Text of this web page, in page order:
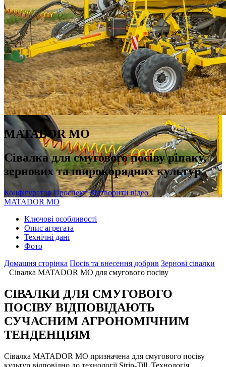
MATADOR MO
Сівалка для смугового посіву ріпаку,
зернових та широкорядних культур.
Конфігуратор Проспект Відтворити відео
MATADOR MO
Ключові особливості
Oпис агрегата
Технічні дані
Фото
Домашня сторінка Посів та внесення добрив Зернові сівалки
Сівалка MATADOR MO для смугового посіву
СІВАЛКИ ДЛЯ СМУГОВОГО
ПОСІВУ ВІДПОВІДАЮТЬ
СУЧАСНИМ АГРОНОМІЧНИМ
ТЕНДЕНЦІЯМ
Сівалка MATADOR MO призначена для смугового посіву
культур відповідно до технології Strip-Till. Технологія